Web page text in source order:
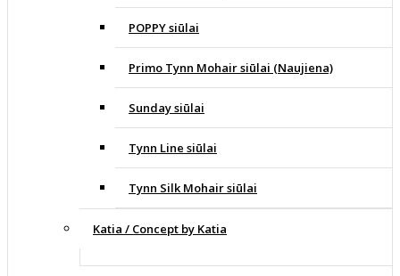
POPPY siūlai
Primo Tynn Mohair siūlai (Naujiena)
Sunday siūlai
Tynn Line siūlai
Tynn Silk Mohair siūlai
Katia / Concept by Katia